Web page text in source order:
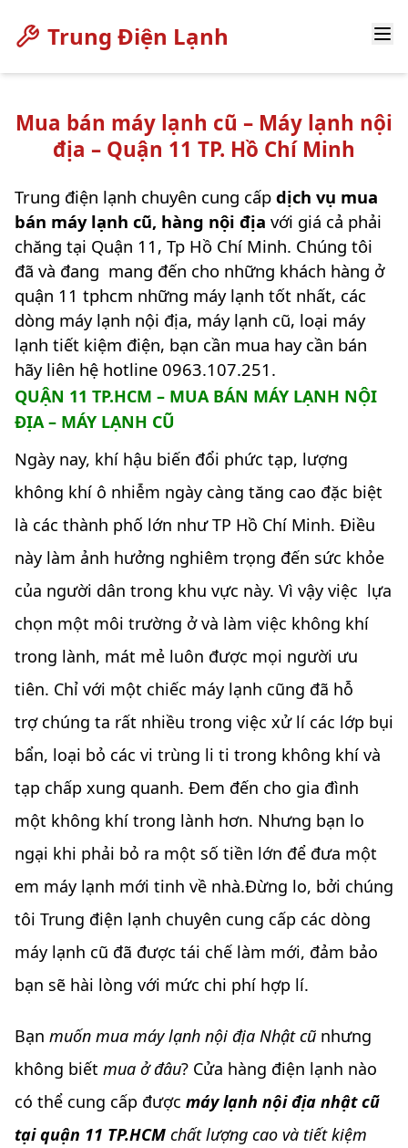
Trung Điện Lạnh
Mua bán máy lạnh cũ – Máy lạnh nội
địa – Quận 11 TP. Hồ Chí Minh
Trung điện lạnh chuyên cung cấp dịch vụ mua
bán máy lạnh cũ, hàng nội địa với giá cả phải
chăng tại Quận 11, Tp Hồ Chí Minh. Chúng tôi
đã và đang mang đến cho những khách hàng ở
quận 11 tphcm những máy lạnh tốt nhất, các
dòng máy lạnh nội địa, máy lạnh cũ, loại máy
lạnh tiết kiệm điện, bạn cần mua hay cần bán
hãy liên hệ hotline 0963.107.251.
QUẬN 11 TP.HCM – MUA BÁN MÁY LẠNH NỘI
ĐỊA – MÁY LẠNH CŨ
Ngày nay, khí hậu biến đổi phức tạp, lượng
không khí ô nhiễm ngày càng tăng cao đặc biệt
là các thành phố lớn như TP Hồ Chí Minh. Điều
này làm ảnh hưởng nghiêm trọng đến sức khỏe
của người dân trong khu vực này. Vì vậy việc lựa
chọn một môi trường ở và làm việc không khí
trong lành, mát mẻ luôn được mọi người ưu
tiên. Chỉ với một chiếc máy lạnh cũng đã hỗ
trợ chúng ta rất nhiều trong việc xử lí các lớp bụi
bẩn, loại bỏ các vi trùng li ti trong không khí và
tạp chấp xung quanh. Đem đến cho gia đình
một không khí trong lành hơn. Nhưng bạn lo
ngại khi phải bỏ ra một số tiền lớn để đưa một
em máy lạnh mới tinh về nhà.Đừng lo, bởi chúng
tôi Trung điện lạnh chuyên cung cấp các dòng
máy lạnh cũ đã được tái chế làm mới, đảm bảo
bạn sẽ hài lòng với mức chi phí hợp lí.
Bạn muốn mua máy lạnh nội địa Nhật cũ nhưng
không biết mua ở đâu? Cửa hàng điện lạnh nào
có thể cung cấp được máy lạnh nội địa nhật cũ
tại quận 11 TP.HCM chất lượng cao và tiết kiệm